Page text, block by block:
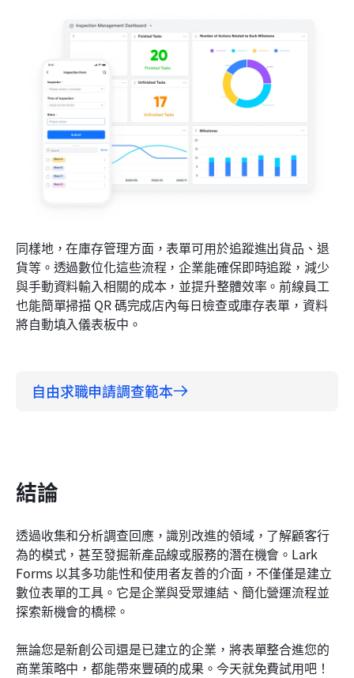
同樣地，在庫存管理方面，表單可用於追蹤進出貨品、退
貨等。透過數位化這些流程，企業能確保即時追蹤，減少
與手動資料輸入相關的成本，並提升整體效率。前線員工
也能簡單掃描 QR 碼完成店內每日檢查或庫存表單，資料
將自動填入儀表板中。
自由求職申請調查範本
結論
透過收集和分析調查回應，識別改進的領域，了解顧客行
為的模式，甚至發掘新產品線或服務的潛在機會。Lark
Forms 以其多功能性和使用者友善的介面，不僅僅是建立
數位表單的工具。它是企業與受眾連結、簡化營運流程並
探索新機會的橋樑。
無論您是新創公司還是已建立的企業，將表單整合進您的
商業策略中，都能帶來豐碩的成果。今天就免費試用吧！